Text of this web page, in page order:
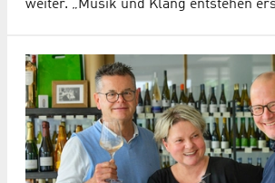
weiter. „Musik und Klang entstehen